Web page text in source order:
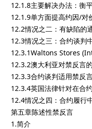
12.1.8主要解决办法：衡
12.1.9单方面提高约因/对
12.2情况之二：有缺陷的
12.3情况之三：合约谈判
12.3.1Waltons Stores
12.3.2澳大利亚对禁反言
12.3.3合约谈判适用禁反
12.3.4英国法律针对在合
12.4情况之四：合约履行
第五章陈述性禁反言
1.简介